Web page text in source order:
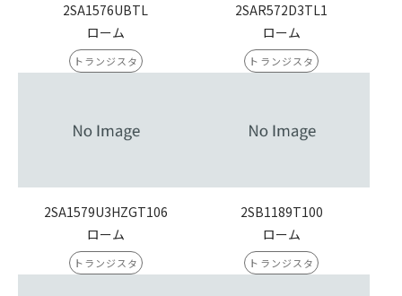
2SA1576UBTL
ローム
トランジスタ
2SAR572D3TL1
ローム
トランジスタ
2SA1579U3HZGT106
ローム
トランジスタ
2SB1189T100
ローム
トランジスタ